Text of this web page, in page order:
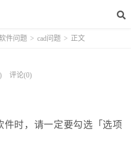
件问题 > cad问题 > 正文
评论(0)
时，请一定要勾选「选项